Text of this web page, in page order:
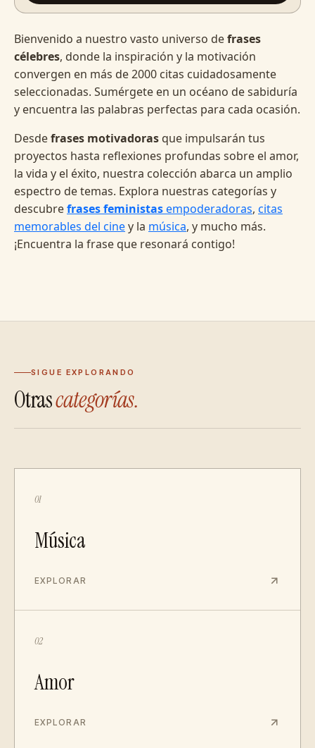
Bienvenido a nuestro vasto universo defrases
célebres, donde la inspiración y la motivación
convergen en más de 2000 citas cuidadosamente
seleccionadas. Sumérgete en un océano de sabiduría
y encuentra las palabras perfectas para cada ocasión.
Desdefrases motivadoras que impulsarán tus
proyectos hasta reflexiones profundas sobre el amor,
la vida y el éxito, nuestra colección abarca un amplio
espectro de temas. Explora nuestras categorías y
descubrefrases feministasempoderadoras, citas
memorables del ciney la música, y mucho más.
¡Encuentra la frase que resonará contigo!
SIGUE EXPLORANDO
Otrascategorías.
01
Música
EXPLORAR
02
Amor
EXPLORAR